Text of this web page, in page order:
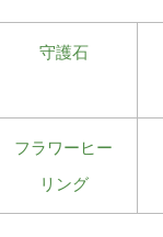
守護石
フラワーヒー
リング